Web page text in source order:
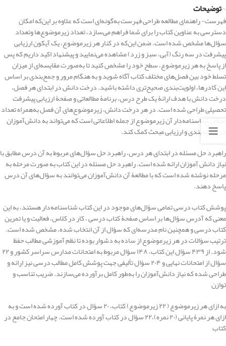
توضیحات
فهرست- راهنمای مطالعه طراحی فهرست به‌گونه‌ای است که علاوه بر این‌که امکان
دسترسی به عناوین کتاب را برای شما فراهم می‌سازد، تعداد زیرموضوع‌ها وتعداد
سؤال‌ها مشخص شده است. ضمن این‌که در کنار هر زیرموضوع، یک آیکون ارزیابی
پیشرفت در سه رنگ (آبی، سبز و زرد) مشاهده می‌نمایید و پیشنهاد اکید داریم که پس
از پاسخ به هر زیرموضوع، سطح خود را مشخص کنید تا به‌صورت مقایسه‌ای از میزان
تسلط خود بین فصل‌های مختلف کتاب آگاه شوید و به هنگام مرور و جمع‌بندی بر اساس
این کادرها، اولویت‌بندی صحیح‌تری داشته باشید. درخت دانش در ابتدای هر فصل،
درخت دانش با هدف ارائۀ یک طرح درس، برنامۀ مطالعاتی و صفحۀ ارزیابی پیشرفت
تحصیلی طراحی شده است. در هر درخت دانش، زیرموضوع‌های آن فصل به‌همراه تعداد
سؤال شناسنامه‌دار آن زیرموضوع از جمله اطلاعاتی است که می‌تواند به دانش‌آموزان
در دسته‌بندی و ارزیابی مبحث کمک کند.
راهبرد حل مسئله در ابتدای هر درس، راهبرد حل سؤال‌های مربوط به آن درس مطابق با
نیاز دانش آموزان ارائه شده است. راهبرد حل مسئله در این کتاب به صورت مرحله به
مرحله نوشته شده است که با مطالعۀ آن دانش‌آموزان می‌توانند به سؤال‌های آن درس
پاسخ دهند.
پوشش کتاب درسی تمامی سؤال‌های موجود در این کتاب شناسنامه‌دار هستند، به این
معنی که آدرس سؤال‌ها بر اساس صفحۀ کتاب درسی ، کار در کلاس، فعالیت و یا تمرین
کتاب درسی و همچنین نام مدرسه‌ای که سؤال از آن انتخاب شده، مشخص شده است.
ترتیب سؤالات در هر زیرموضوع از ساده به دشوار بوده تا نظم آموزشی مطالب حفظ
شود. از ۴۳۹ سؤال این کتاب، ۱۴۸ سؤال مربوط به امتحانات مدارس سراسر کشور و ۲۲
سؤال از امتحانات نهایی و ۲۰۴ سؤال تألیفی جهت پوشش کامل مطالب درسی نیز ارائه و
طراحی شده که نیاز دانش‌آموزان را به‌طور کامل برآورده می‌سازند. ضریب تناسب و
توازن
به ازای هر زیرموضوع ( ۲۲ زیرموضوع) کتاب، ۲۰ سؤال در کتاب آورده شده است و به
ازای هر نمرۀ پایانی (۲۰ نمره)،۲۲ سؤال در کتاب آورده شده است. چهار امتحان جامع در
کتاب